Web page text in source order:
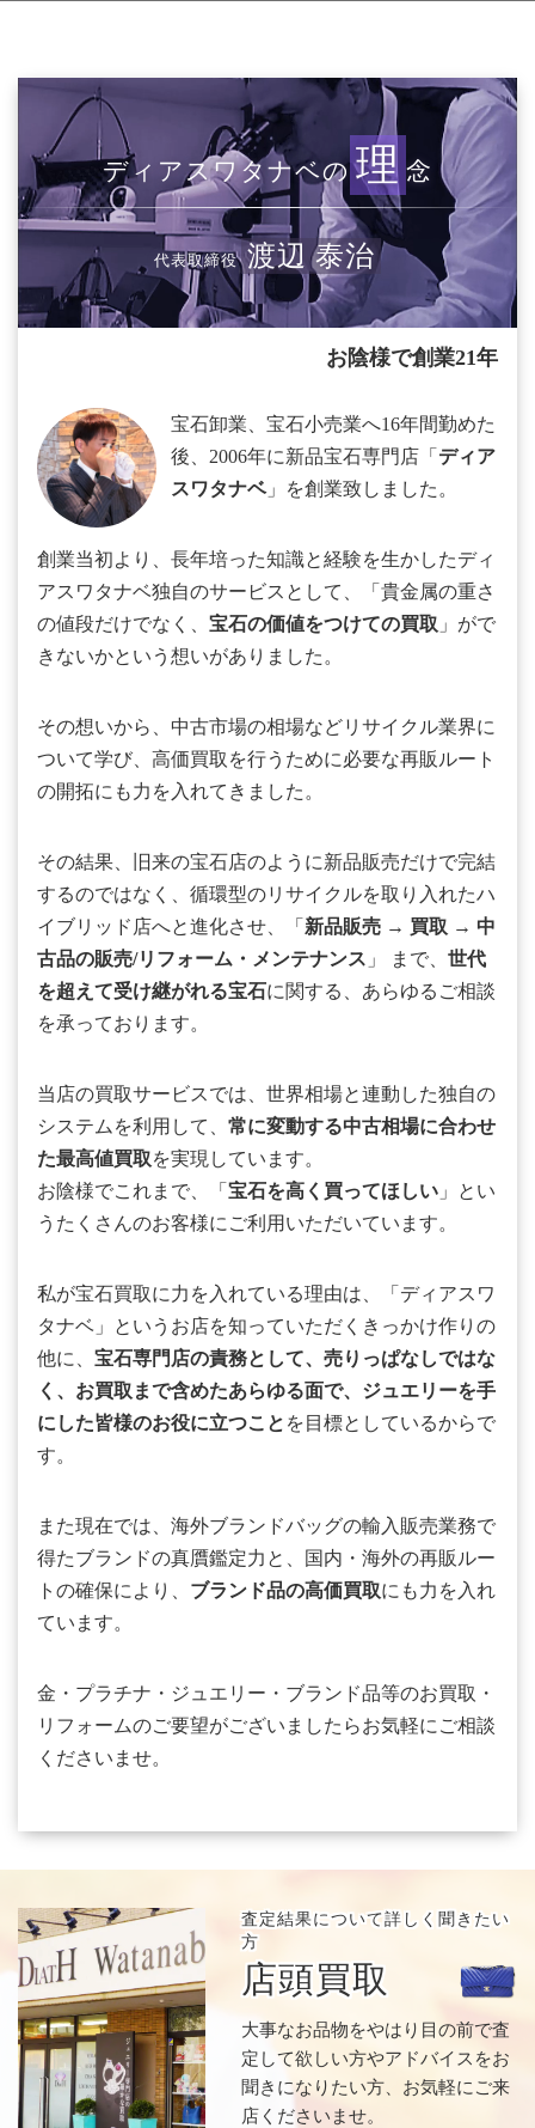
ディアスワタナベの 理 念
代表取締役 渡辺 泰治
お陰様で創業21年
宝石卸業、宝石小売業へ16年間勤めた
後、2006年に新品宝石専門店「 ディア
スワタナベ」を創業致しました。
創業当初より、長年培った知識と経験を生かしたディ
アスワタナベ独自のサービスとして、「貴金属の重さ
の値段だけでなく、 宝石の価値をつけての買取 」がで
きないかという想いがありました。
その想いから、中古市場の相場などリサイクル業界に
ついて学び、高価買取を行うために必要な再販ルート
の開拓にも力を入れてきました。
その結果、旧来の宝石店のように新品販売だけで完結
するのではなく、循環型のリサイクルを取り入れたハ
イブリッド店へと進化させ、「 新品販売 → 買取 → 中
古品の販売/リフォーム・メンテナンス 」 まで、 世代
を超えて受け継がれる宝石に関する、あらゆるご相談
を承っております。
当店の買取サービスでは、世界相場と連動した独自の
システムを利用して、 常に変動する中古相場に合わせ
た最高値買取を実現しています。
お陰様でこれまで、「 宝石を高く買ってほしい 」とい
うたくさんのお客様にご利用いただいています。
私が宝石買取に力を入れている理由は、「ディアスワ
タナベ」というお店を知っていただくきっかけ作りの
他に、 宝石専門店の責務として、売りっぱなしではな
く、お買取まで含めたあらゆる面で、ジュエリーを手
にした皆様のお役に立つこと を目標としているからで
す。
また現在では、海外ブランドバッグの輸入販売業務で
得たブランドの真贋鑑定力と、国内・海外の再販ルー
トの確保により、 ブランド品の高価買取にも力を入れ
ています。
金・プラチナ・ジュエリー・ブランド品等のお買取・
リフォームのご要望がございましたらお気軽にご相談
くださいませ。
査定結果について詳しく聞きたい
方
店頭買取
大事なお品物をやはり目の前で査
定して欲しい方やアドバイスをお
聞きになりたい方、お気軽にご来
店くださいませ。